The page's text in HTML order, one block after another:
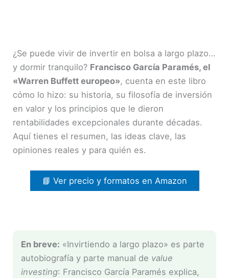
¿Se puede vivir de invertir en bolsa a largo plazo…
y dormir tranquilo? Francisco García Paramés, el
«Warren Buffett europeo», cuenta en este libro
cómo lo hizo: su historia, su filosofía de inversión
en valor y los principios que le dieron
rentabilidades excepcionales durante décadas.
Aquí tienes el resumen, las ideas clave, las
opiniones reales y para quién es.
📘 Ver precio y formatos en Amazon
En breve: «Invirtiendo a largo plazo» es parte
autobiografía y parte manual de value
investing: Francisco García Paramés explica,